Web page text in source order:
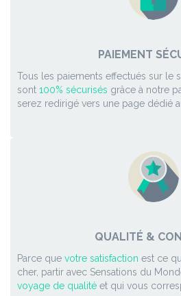
PAIEMENT
Tous les paiements effectués sur le
sont 100% sécurisés grâce à notre
serez redirigé vers une page dédié
QUALITÉ &
Parce que votre satisfaction est ce
cher, partir avec Sensations du
voyage de qualité et qui vous